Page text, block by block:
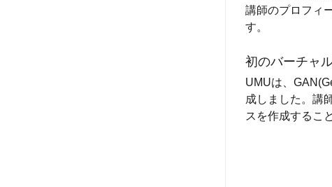
講師のプロフィ
す。
初のバーチャ
UMUは、
成しました。講
スを作成するこ